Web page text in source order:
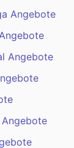
Angebote
Angebote